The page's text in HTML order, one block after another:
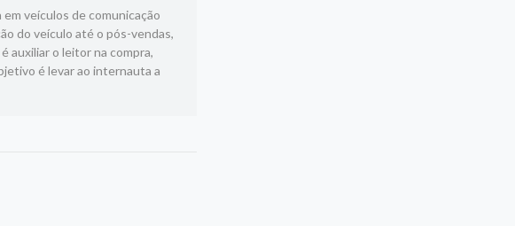
veículos de comunicação
do veículo até o pós-vendas,
auxiliar o leitor na compra,
é levar ao internauta a